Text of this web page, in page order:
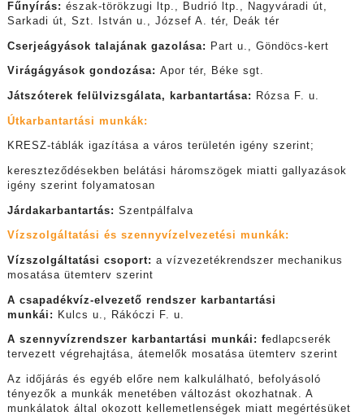
Fűnyírás: észak-törökzugi ltp., Budrió ltp., Nagyváradi út,
Sarkadi út, Szt. István u., József A. tér, Deák tér
Cserjeágyások talajának gazolása: Part u., Göndöcs-kert
Virágágyások gondozása: Apor tér, Béke sgt.
Játszóterek felülvizsgálata, karbantartása: Rózsa F. u.
Útkarbantartási munkák:
KRESZ-táblák igazítása a város területén igény szerint;
kereszteződésekben belátási háromszögek miatti gallyazások
igény szerint folyamatosan
Járdakarbantartás: Szentpálfalva
Vízszolgáltatási és szennyvízelvezetési munkák:
Vízszolgáltatási csoport: a vízvezetékrendszer mechanikus
mosatása ütemterv szerint
A csapadékvíz-elvezető rendszer karbantartási
munkái:
Kulcs u., Rákóczi F. u.
A szennyvízrendszer karbantartási munkái: fedlapcserék
tervezett végrehajtása, átemelők mosatása ütemterv szerint
Az időjárás és egyéb előre nem kalkulálható, befolyásoló
tényezők a munkák menetében változást okozhatnak. A
munkálatok által okozott kellemetlenségek miatt megértésüket